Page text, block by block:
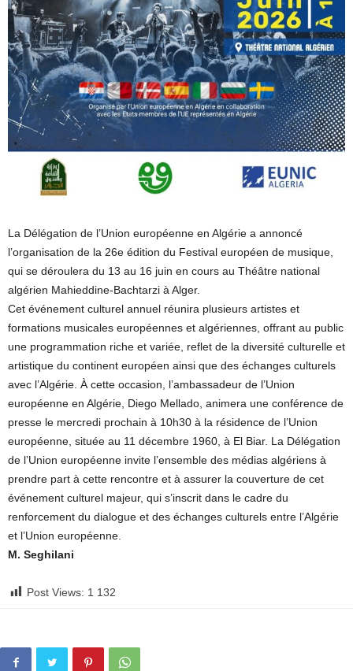
La Délégation de l’Union européenne en Algérie a annoncé
l’organisation de la 26e édition du Festival européen de musique,
qui se déroulera du 13 au 16 juin en cours au Théâtre national
algérien Mahieddine-Bachtarzi à Alger.
Cet événement culturel annuel réunira plusieurs artistes et
formations musicales européennes et algériennes, offrant au public
une programmation riche et variée, reflet de la diversité culturelle et
artistique du continent européen ainsi que des échanges culturels
avec l’Algérie. À cette occasion, l’ambassadeur de l’Union
européenne en Algérie, Diego Mellado, animera une conférence de
presse le mercredi prochain à 10h30 à la résidence de l’Union
européenne, située au 11 décembre 1960, à El Biar. La Délégation
de l’Union européenne invite l’ensemble des médias algériens à
prendre part à cette rencontre et à assurer la couverture de cet
événement culturel majeur, qui s’inscrit dans le cadre du
renforcement du dialogue et des échanges culturels entre l’Algérie
et l’Union européenne.
M. Seghilani
Post Views: 1 132